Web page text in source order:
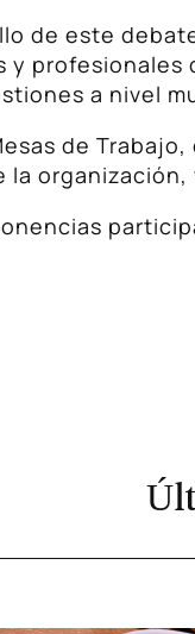
de este
a nivel
de
la